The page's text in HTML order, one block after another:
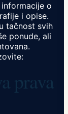
o
i opise.
tačnost svih
ponude, ali
prava